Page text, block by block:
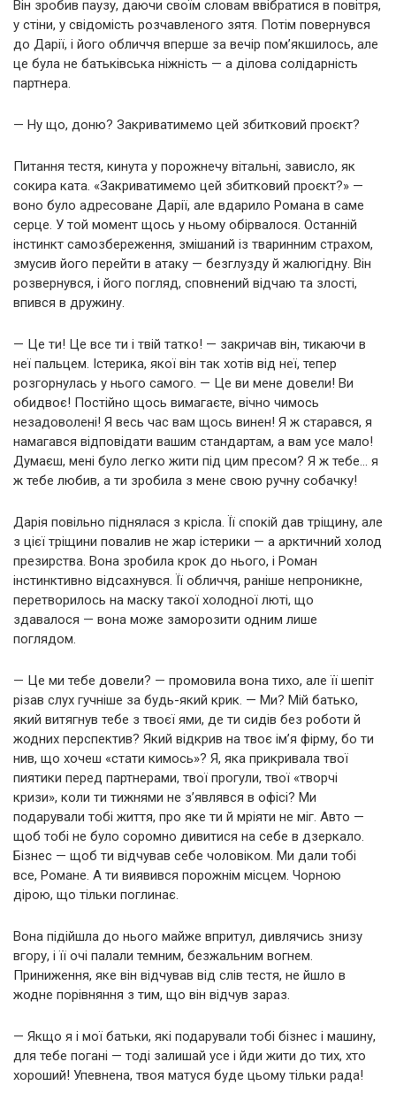
Він зробив паузу, даючи своїм словам ввібратися в повітря,
у стіни, у свідомість розчавленого зятя. Потім повернувся
до Дарії, і його обличчя вперше за вечір пом’якшилось, але
це була не батьківська ніжність — а ділова солідарність
партнера.
— Ну що, доню? Закриватимемо цей збитковий проєкт?
Питання тестя, кинута у порожнечу вітальні, зависло, як
сокира ката. «Закриватимемо цей збитковий проєкт?» —
воно було адресоване Дарії, але вдарило Романа в саме
серце. У той момент щось у ньому обірвалося. Останній
інстинкт самозбереження, змішаний із тваринним страхом,
змусив його перейти в атаку — безглузду й жалюгідну. Він
розвернувся, і його погляд, сповнений відчаю та злості,
впився в дружину.
— Це ти! Це все ти і твій татко! — закричав він, тикаючи в
неї пальцем. Істерика, якої він так хотів від неї, тепер
розгорнулась у нього самого. — Це ви мене довели! Ви
обидвоє! Постійно щось вимагаєте, вічно чимось
незадоволені! Я весь час вам щось винен! Я ж старався, я
намагався відповідати вашим стандартам, а вам усе мало!
Думаєш, мені було легко жити під цим пресом? Я ж тебе… я
ж тебе любив, а ти зробила з мене свою ручну собачку!
Дарія повільно піднялася з крісла. Її спокій дав тріщину, але
з цієї тріщини повалив не жар істерики — а арктичний холод
презирства. Вона зробила крок до нього, і Роман
інстинктивно відсахнувся. Її обличчя, раніше непроникне,
перетворилось на маску такої холодної люті, що
здавалося — вона може заморозити одним лише
поглядом.
— Це ми тебе довели? — промовила вона тихо, але її шепіт
різав слух гучніше за будь-який крик. — Ми? Мій батько,
який витягнув тебе з твоєї ями, де ти сидів без роботи й
жодних перспектив? Який відкрив на твоє ім’я фірму, бо ти
нив, що хочеш «стати кимось»? Я, яка прикривала твої
пиятики перед партнерами, твої прогули, твої «творчі
кризи», коли ти тижнями не з’являвся в офісі? Ми
подарували тобі життя, про яке ти й мріяти не міг. Авто —
щоб тобі не було соромно дивитися на себе в дзеркало.
Бізнес — щоб ти відчував себе чоловіком. Ми дали тобі
все, Романе. А ти виявився порожнім місцем. Чорною
дірою, що тільки поглинає.
Вона підійшла до нього майже впритул, дивлячись знизу
вгору, і її очі палали темним, безжальним вогнем.
Приниження, яке він відчував від слів тестя, не йшло в
жодне порівняння з тим, що він відчув зараз.
— Якщо я і мої батьки, які подарували тобі бізнес і машину,
для тебе погані — тоді залишай усе і йди жити до тих, хто
хороший! Упевнена, твоя матуся буде цьому тільки рада!